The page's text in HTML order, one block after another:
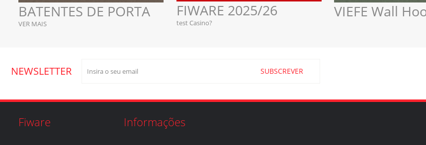
BATENTES DE PORTA
VER MAIS
FIWARE 2025/26
test Casino?
VIEFE Wall
NEWSLETTER SUBSCREVER
Fiware Informações